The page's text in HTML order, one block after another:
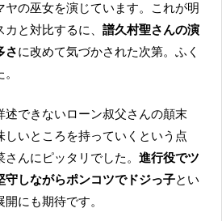
ヤの巫女を演じています。これが明
と対比するに、 譜久村聖さんの演
さに改めて気づかされた次第。ふく
しいところを持っていくという点
んにピッタリでした。 進行役でツ
守しながらポンコツでドジっ子とい
にも期待です。